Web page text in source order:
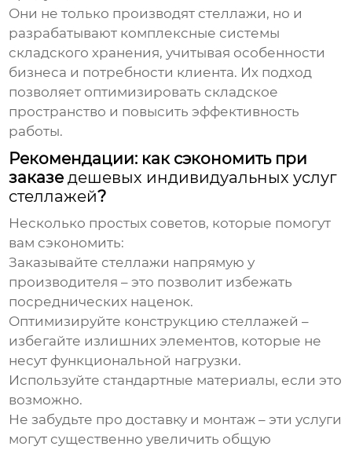
Они не только производят стеллажи, но и
разрабатывают комплексные системы
складского хранения, учитывая особенности
бизнеса и потребности клиента. Их подход
позволяет оптимизировать складское
пространство и повысить эффективность
работы.
Рекомендации: как сэкономить при
заказедешевых индивидуальных услуг
стеллажей?
Несколько простых советов, которые помогут
вам сэкономить:
Заказывайте стеллажи напрямую у
производителя – это позволит избежать
посреднических наценок.
Оптимизируйте конструкцию стеллажей –
избегайте излишних элементов, которые не
несут функциональной нагрузки.
Используйте стандартные материалы, если это
возможно.
Не забудьте про доставку и монтаж – эти услуги
могут существенно увеличить общую